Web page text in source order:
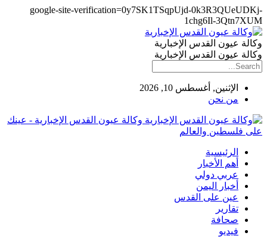
google-site-verification=0y7SK1TSqpUjd-0k3R3QUeUDKj-
1chg6Il-3Qtn7XUM
وكالة عيون القدس الإخبارية
وكالة عيون القدس الإخبارية
الإثنين, أغسطس 10, 2026
من نحن
وكالة عيون القدس الإخبارية - عينك
على فلسطين والعالم
الرئيسية
أهم الأخبار
عربي دولي
أخبار اليمن
عين على القدس
تقارير
صحافة
فيديو